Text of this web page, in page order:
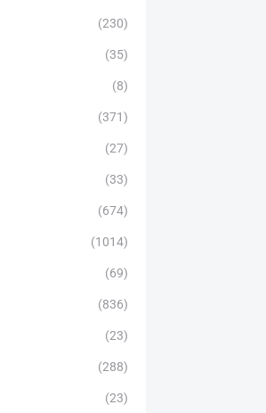
(230)
(35)
(8)
(371)
(27)
(33)
(674)
(1014)
(69)
(836)
(23)
(288)
(23)